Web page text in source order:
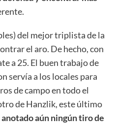
del mejor triplista de la
el aro. De hecho, con
a 25. El buen trabajo de
servía a los locales para
de campo en todo el
de Hanzlik, este último
aún ningún tiro de